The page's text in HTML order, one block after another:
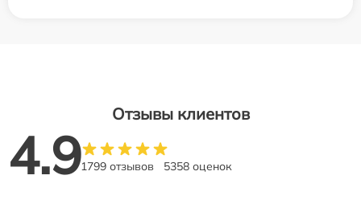
Отзывы клиентов
4.91799 отзывов 5358 оценок